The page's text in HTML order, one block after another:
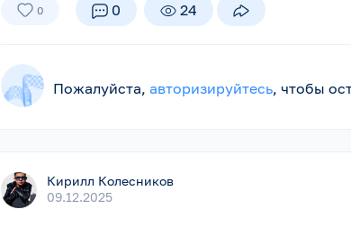
0 0 24
Пожалуйста,авторизируйтесь, чтобы
Кирилл Колесников
09.12.2025